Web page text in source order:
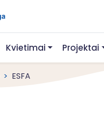
Kvietimai Projektai
ESFA